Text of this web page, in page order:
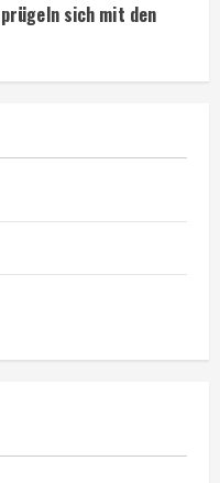
sich mit den